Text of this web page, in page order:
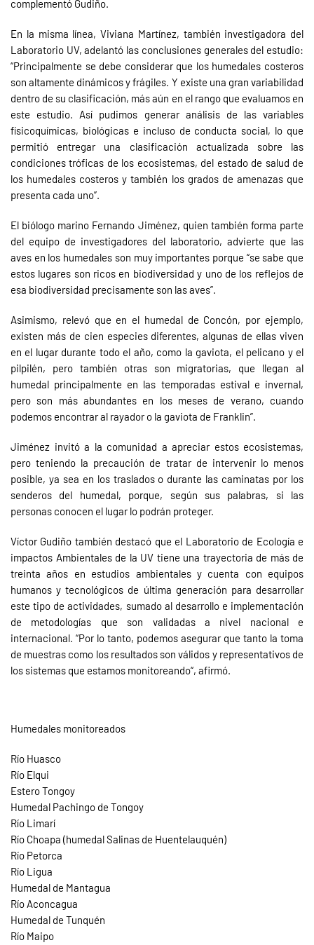
complementó Gudiño.
En la misma línea, Viviana Martínez, también investigadora del
Laboratorio UV, adelantó las conclusiones generales del estudio:
“Principalmente se debe considerar que los humedales costeros
son altamente dinámicos y frágiles. Y existe una gran variabilidad
dentro de su clasificación, más aún en el rango que evaluamos en
este estudio. Así pudimos generar análisis de las variables
físicoquímicas, biológicas e incluso de conducta social, lo que
permitió entregar una clasificación actualizada sobre las
condiciones tróficas de los ecosistemas, del estado de salud de
los humedales costeros y también los grados de amenazas que
presenta cada uno”.
El biólogo marino Fernando Jiménez, quien también forma parte
del equipo de investigadores del laboratorio, advierte que las
aves en los humedales son muy importantes porque “se sabe que
estos lugares son ricos en biodiversidad y uno de los reflejos de
esa biodiversidad precisamente son las aves”.
Asimismo, relevó que en el humedal de Concón, por ejemplo,
existen más de cien especies diferentes, algunas de ellas viven
en el lugar durante todo el año, como la gaviota, el pelicano y el
pilpilén, pero también otras son migratorias, que llegan al
humedal principalmente en las temporadas estival e invernal,
pero son más abundantes en los meses de verano, cuando
podemos encontrar al rayador o la gaviota de Franklin”.
Jiménez invitó a la comunidad a apreciar estos ecosistemas,
pero teniendo la precaución de tratar de intervenir lo menos
posible, ya sea en los traslados o durante las caminatas por los
senderos del humedal, porque, según sus palabras, si las
personas conocen el lugar lo podrán proteger.
Víctor Gudiño también destacó que el Laboratorio de Ecología e
impactos Ambientales de la UV tiene una trayectoria de más de
treinta años en estudios ambientales y cuenta con equipos
humanos y tecnológicos de última generación para desarrollar
este tipo de actividades, sumado al desarrollo e implementación
de metodologías que son validadas a nivel nacional e
internacional. “Por lo tanto, podemos asegurar que tanto la toma
de muestras como los resultados son válidos y representativos de
los sistemas que estamos monitoreando“, afirmó.
Humedales monitoreados
Río Huasco
Río Elqui
Estero Tongoy
Humedal Pachingo de Tongoy
Río Limarí
Río Choapa (humedal Salinas de Huentelauquén)
Río Petorca
Río Ligua
Humedal de Mantagua
Río Aconcagua
Humedal de Tunquén
Río Maipo